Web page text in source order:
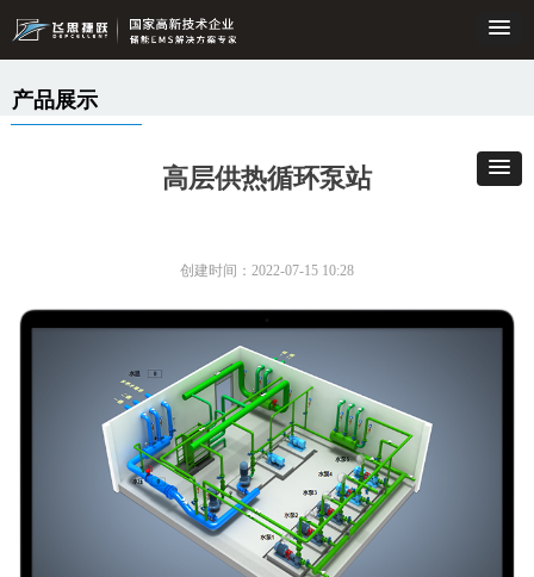
高层供热循环泵站
创建时间： 2022-07-15 10:28
产品展示